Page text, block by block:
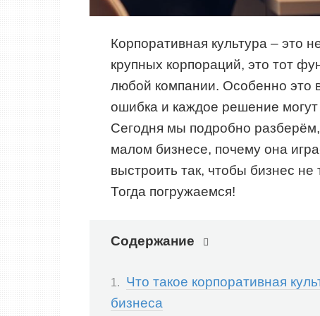
Корпоративная культура – это
крупных корпораций, это тот
любой компании. Особенно это
ошибка и каждое решение
Сегодня мы подробно разберём,
малом бизнесе, почему она
выстроить так, чтобы бизнес
Тогда погружаемся!
Содержание
Что такое корпоративная
бизнеса